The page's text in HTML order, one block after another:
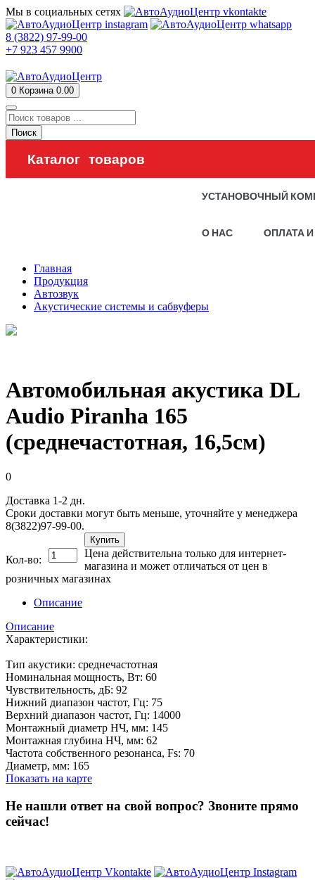
Мы в социальных сетях
8 (3822) 97-99-00
+7 923 457 9900
0 Корзина 0.00
Поиск
Каталог товаров
УСТАНОВОЧНЫЙ
О НАС ОПЛАТА
Главная
Продукция
Автозвук
Акустические системы и сабвуферы
Автомобильная акустика DL
Audio Piranha 165
(среднечастотная, 16,5см)
0
Доставка 1-2 дн.
Сроки доставки могут быть меньше, уточняйте у менеджера
8(3822)97-99-00.
Кол-во:
Купить
Цена действительна только для интернет-
магазина и может отличаться от цен в
розничных магазинах
Описание
Описание
Характеристики:
Тип акустики: среднечастотная
Номинальная мощность, Вт: 60
Чувствительность, дБ: 92
Нижний диапазон частот, Гц: 75
Верхний диапазон частот, Гц: 14000
Монтажный диаметр НЧ, мм: 145
Монтажная глубина НЧ, мм: 62
Частота собственного резонанса, Fs: 70
Диаметр, мм: 165
Показать на карте
Не нашли ответ на свой вопрос? Звоните прямо
сейчас!